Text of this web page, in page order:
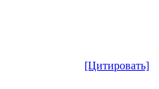
[Цитировать]